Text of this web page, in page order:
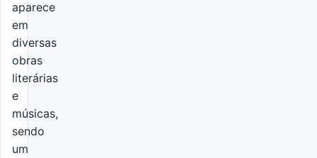
aparece
em
diversas
obras
literárias
e
músicas,
sendo
um